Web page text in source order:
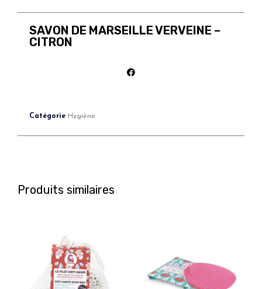
SAVON DE MARSEILLE VERVEINE –
CITRON
Catégorie Hygiène
Produits similaires